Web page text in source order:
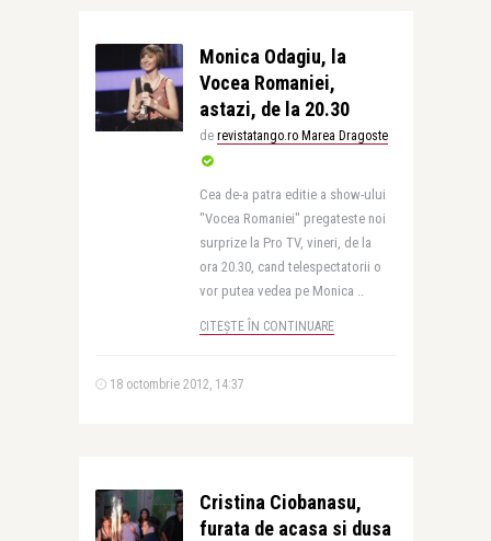
Monica Odagiu, la
Vocea Romaniei,
astazi, de la 20.30
de revistatango.ro Marea Dragoste
Cea de-a patra editie a show-ului
"Vocea Romaniei" pregateste noi
surprize la Pro TV, vineri, de la
ora 20.30, cand telespectatorii o
vor putea vedea pe Monica ..
CITEȘTE ÎN CONTINUARE
18 octombrie 2012, 14:37
Cristina Ciobanasu,
furata de acasa si dusa